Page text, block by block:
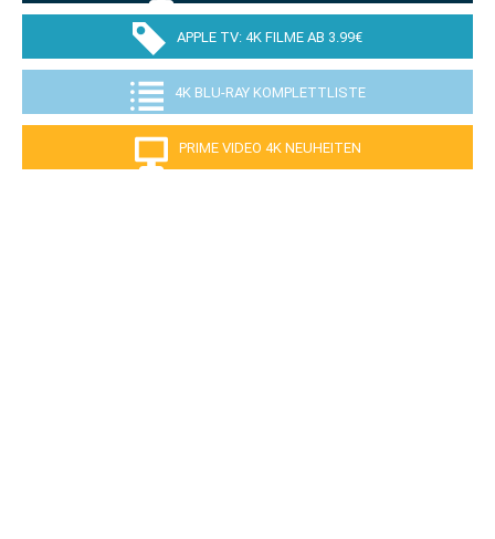
APPLE TV: 4K FILME AB 3.99€
4K BLU-RAY KOMPLETTLISTE
PRIME VIDEO 4K NEUHEITEN